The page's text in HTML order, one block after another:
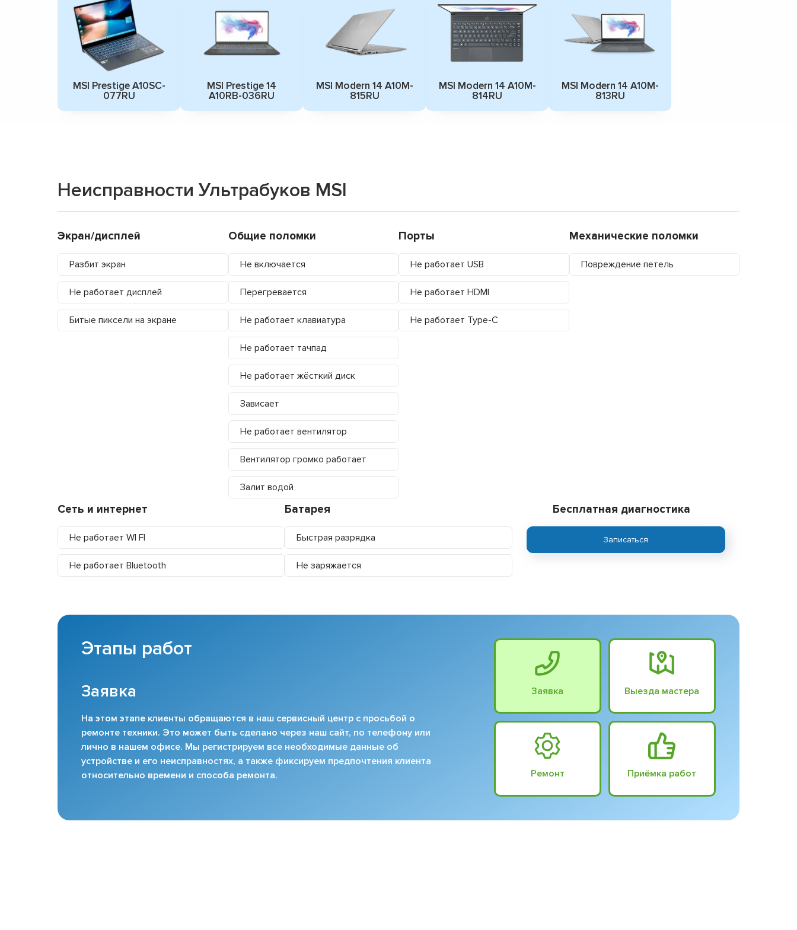
MSI Prestige A10SC-
077RU
MSI Prestige 14
A10RB-036RU
MSI Modern 14 A10M-
815RU
MSI Modern 14 A10M-
814RU
MSI Modern 14 A10M-
813RU
Неисправности Ультрабуков MSI
Экран/дисплей
Разбит экран
Не работает дисплей
Битые пиксели на экране
Общие поломки
Не включается
Перегревается
Не работает клавиатура
Не работает тачпад
Не работает жёсткий диск
Зависает
Не работает вентилятор
Вентилятор громко работает
Залит водой
Порты
Не работает USB
Не работает HDMI
Не работает Type-C
Механические поломки
Повреждение петель
Сеть и интернет
Не работает WI FI
Не работает Bluetooth
Батарея
Быстрая разрядка
Не заряжается
Бесплатная диагностика
Записаться
Этапы работ
Заявка
На этом этапе клиенты обращаются в наш сервисный центр с просьбой о
ремонте техники. Это может быть сделано через наш сайт, по телефону или
лично в нашем офисе. Мы регистрируем все необходимые данные об
устройстве и его неисправностях, а также фиксируем предпочтения клиента
относительно времени и способа ремонта.
Заявка Выезда мастера
Ремонт Приёмка работ